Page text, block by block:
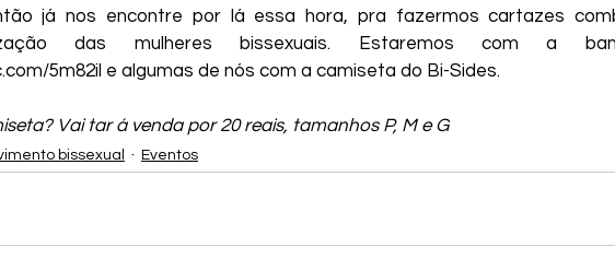
Nanda Rossi Natasha Avital Paulo Cesar Góis Vik
Zero Miranda Coletivo BIL Coletivo Brasileiro de
já nos encontre por lá essa hora, pra fazermos cartazes
das mulheres bissexuais. Estaremos com a
5m82il e algumas de nós com a camiseta do Bi-Sides.
Vai tar á venda por 20 reais, tamanhos P, M e G
bissexual Eventos